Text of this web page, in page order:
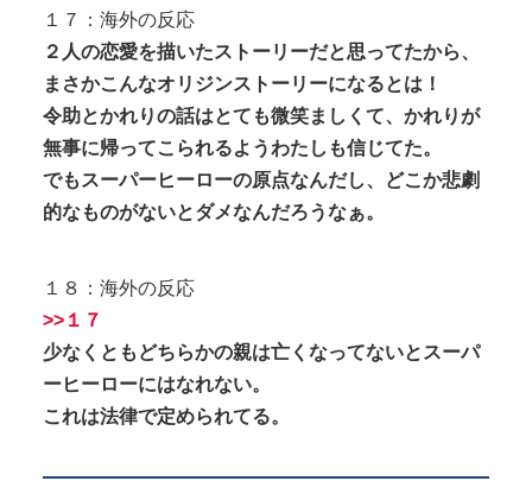
１７：海外の反応
２人の恋愛を描いたストーリーだと思ってたから、
まさかこんなオリジンストーリーになるとは！
令助とかれりの話はとても微笑ましくて、かれりが
無事に帰ってこられるようわたしも信じてた。
でもスーパーヒーローの原点なんだし、どこか悲劇
的なものがないとダメなんだろうなぁ。
１８：海外の反応
>>１７
少なくともどちらかの親は亡くなってないとスーパ
ーヒーローにはなれない。
これは法律で定められてる。